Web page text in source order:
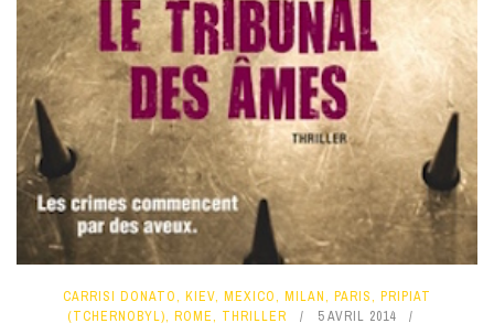
CARRISI DONATO, KIEV, MEXICO, MILAN, PARIS, PRIPIAT
(TCHERNOBYL), ROME, THRILLER 5 AVRIL 2014